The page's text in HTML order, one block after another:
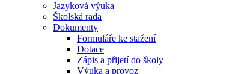
Jazyková výuka
Školská rada
Dokumenty
Formuláře ke stažení
Dotace
Zápis a přijetí do školy
Výuka a provoz